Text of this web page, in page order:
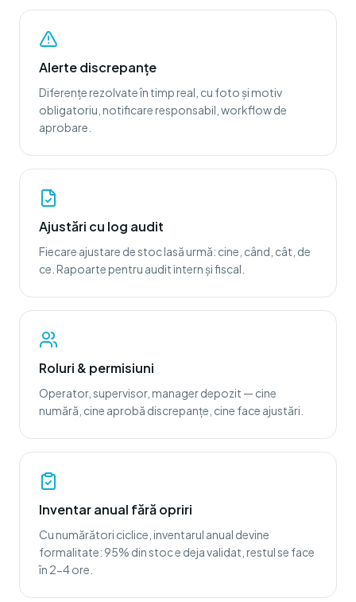
Alerte discrepanțe
Diferențe rezolvate în timp real, cu foto și motiv
obligatoriu, notificare responsabil, workflow de
aprobare.
Ajustări cu log audit
Fiecare ajustare de stoc lasă urmă: cine, când, cât, de
ce. Rapoarte pentru audit intern și fiscal.
Roluri & permisiuni
Operator, supervisor, manager depozit — cine
numără, cine aprobă discrepanțe, cine face ajustări.
Inventar anual fără opriri
Cu numărători ciclice, inventarul anual devine
formalitate: 95% din stoc e deja validat, restul se face
în 2-4 ore.